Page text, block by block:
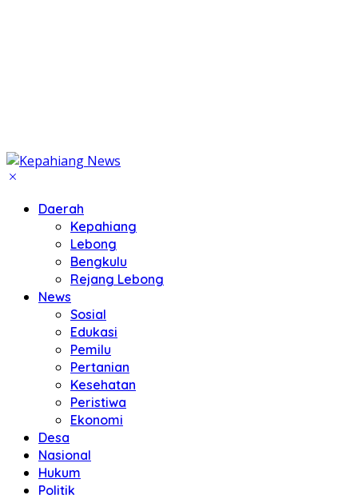
Daerah
Kepahiang
Lebong
Bengkulu
Rejang Lebong
News
Sosial
Edukasi
Pemilu
Pertanian
Kesehatan
Peristiwa
Ekonomi
Desa
Nasional
Hukum
Politik